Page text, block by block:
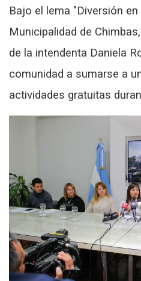
Bajo el lema "Diversión en
Municipalidad de
de la intendenta Daniela
comunidad a sumarse a
actividades gratuitas